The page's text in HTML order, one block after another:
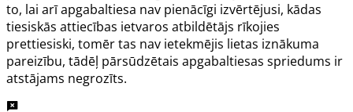
to, lai arī apgabaltiesa nav pienācīgi izvērtējusi, kādas
tiesiskās attiecības ietvaros atbildētājs rīkojies
prettiesiski, tomēr tas nav ietekmējis lietas iznākuma
pareizību, tādēļ pārsūdzētais apgabaltiesas spriedums ir
atstājams negrozīts.